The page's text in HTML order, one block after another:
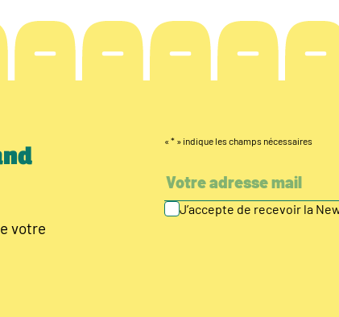
votre
« * » indique les champs nécessaires
J’accepte de recevoir la